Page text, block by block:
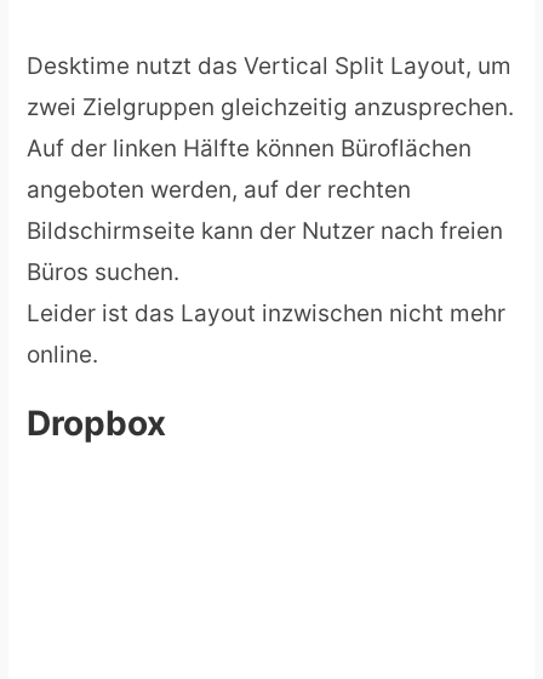
Desktime nutzt das Vertical Split Layout, um
zwei Zielgruppen gleichzeitig anzusprechen.
Auf der linken Hälfte können Büroflächen
angeboten werden, auf der rechten
Bildschirmseite kann der Nutzer nach freien
Büros suchen.
Leider ist das Layout inzwischen nicht mehr
online.
Dropbox